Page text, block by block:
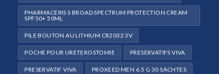
PHARMACERIS S BROAD SPECTRUM PROTECTION CREAM
SPF50+ 50ML
PILE BOUTON AU LITHIUM CR2032 3V
POCHE POUR URETEROSTOMIE PRESERVATIFS VIVA
PRESERVATIF VIVA PROXEED MEN 6.5 G 30 SACHTES